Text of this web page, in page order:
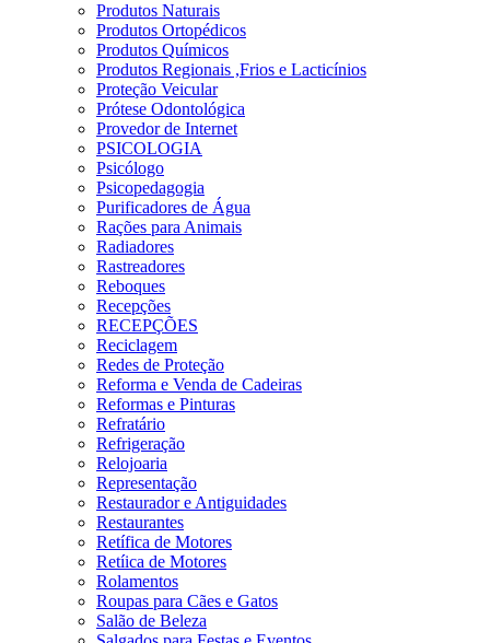
Produtos Naturais
Produtos Ortopédicos
Produtos Químicos
Produtos Regionais ,Frios e Lacticínios
Proteção Veicular
Prótese Odontológica
Provedor de Internet
PSICOLOGIA
Psicólogo
Psicopedagogia
Purificadores de Água
Rações para Animais
Radiadores
Rastreadores
Reboques
Recepções
RECEPÇÕES
Reciclagem
Redes de Proteção
Reforma e Venda de Cadeiras
Reformas e Pinturas
Refratário
Refrigeração
Relojoaria
Representação
Restaurador e Antiguidades
Restaurantes
Retífica de Motores
Retíica de Motores
Rolamentos
Roupas para Cães e Gatos
Salão de Beleza